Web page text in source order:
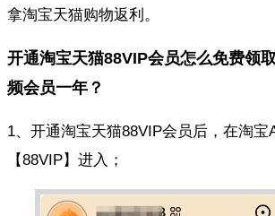
拿淘宝天猫购物返利。
开通淘宝天猫88VIP会员怎么免费领
频会员一年？
1、开通淘宝天猫88VIP会员后，在淘宝
【88VIP】进入；